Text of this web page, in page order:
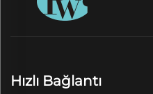
Hızlı Bağlantı